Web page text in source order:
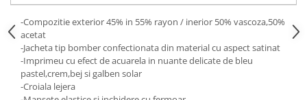
-Compozitie exterior 45% in 55% rayon / inerior 50% vascoza,50%
acetat
-Jacheta tip bomber confectionata din material cu aspect satinat
-Imprimeu cu efect de acuarela in nuante delicate de bleu
pastel,crem,bej si galben solar
-Croiala lejera